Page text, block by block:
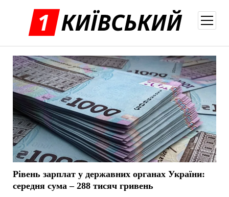
меню
Рівень зарплат у державних органах України:
середня сума – 288 тисяч гривень